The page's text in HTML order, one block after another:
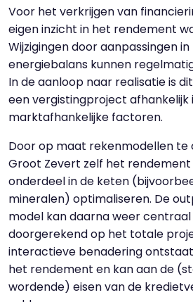
Voor het verkrijgen van
eigen inzicht in het rendement
Wijzigingen door aanpassingen
energiebalans kunnen
In de aanloop naar realisatie is
een vergistingproject afhankelijk
marktafhankelijke factoren.
Door op maat rekenmodellen te
Groot Zevert zelf het rendement
onderdeel in de keten
mineralen) optimaliseren. De
model kan daarna weer
doorgerekend op het totale
interactieve benadering
het rendement en kan aan de
wordende) eisen van de